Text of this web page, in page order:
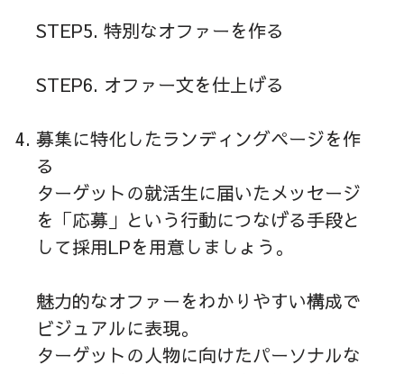
STEP5. 特別なオファーを作る
STEP6. オファー文を仕上げる
募集に特化したランディングページを作
る
ターゲットの就活生に届いたメッセージ
を「応募」という行動につなげる手段と
して採用LPを用意しましょう。
魅力的なオファーをわかりやすい構成で
ビジュアルに表現。
ターゲットの人物に向けたパーソナルな